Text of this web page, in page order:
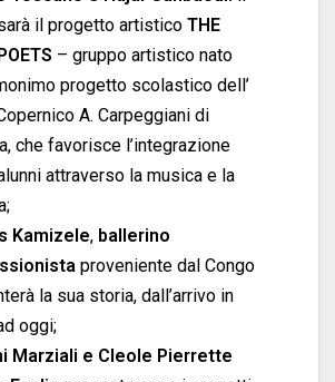
il progetto artistico THE
– gruppo artistico nato
progetto scolastico dell’
A. Carpeggiani di
che favorisce l’integrazione
attraverso la musica e la
Kamizele, ballerino
proveniente dal Congo
la sua storia, dall’arrivo in
oggi;
Marziali e Cleole Pierrette